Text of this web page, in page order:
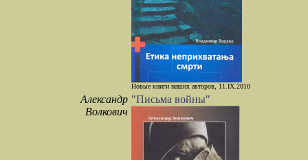
Новые книги наших авторов, 11.IX.2010
Александр
Волкович
"Письма войны"